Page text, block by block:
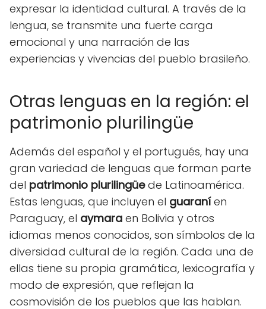
expresar la identidad cultural. A través de la
lengua, se transmite una fuerte carga
emocional y una narración de las
experiencias y vivencias del pueblo brasileño.
Otras lenguas en la región: el
patrimonio plurilingüe
Además del español y el portugués, hay una
gran variedad de lenguas que forman parte
del patrimonio plurilingüede Latinoamérica.
Estas lenguas, que incluyen el guaraníen
Paraguay, el aymara en Bolivia y otros
idiomas menos conocidos, son símbolos de la
diversidad cultural de la región. Cada una de
ellas tiene su propia gramática, lexicografía y
modo de expresión, que reflejan la
cosmovisión de los pueblos que las hablan.